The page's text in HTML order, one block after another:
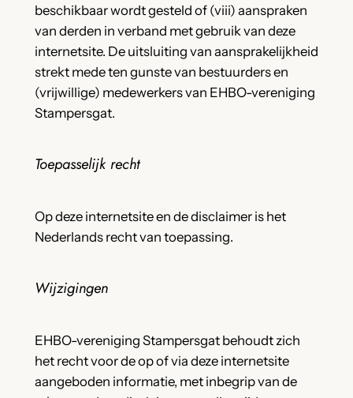
beschikbaar wordt gesteld of (viii) aanspraken
van derden in verband met gebruik van deze
internetsite. De uitsluiting van aansprakelijkheid
strekt mede ten gunste van bestuurders en
(vrijwillige) medewerkers van EHBO-vereniging
Stampersgat.
Toepasselijk recht
Op deze internetsite en de disclaimer is het
Nederlands recht van toepassing.
Wijzigingen
EHBO-vereniging Stampersgat behoudt zich
het recht voor de op of via deze internetsite
aangeboden informatie, met inbegrip van de